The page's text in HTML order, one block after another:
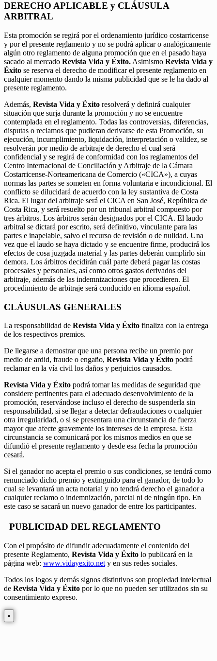
DERECHO APLICABLE y CLÁUSULA
ARBITRAL
Esta promoción se regirá por el ordenamiento jurídico costarricense
y por el presente reglamento y no se podrá aplicar o analógicamente
algún otro reglamento de alguna promoción que en el pasado haya
sacado al mercado Revista Vida y Éxito. Asimismo Revista Vida y
Éxito se reserva el derecho de modificar el presente reglamento en
cualquier momento dando la misma publicidad que se le ha dado al
presente reglamento.
Además, Revista Vida y Éxito resolverá y definirá cualquier
situación que surja durante la promoción y no se encuentre
contemplada en el reglamento. Todas las controversias, diferencias,
disputas o reclamos que pudieran derivarse de esta Promoción, su
ejecución, incumplimiento, liquidación, interpretación o validez, se
resolverán por medio de arbitraje de derecho el cual será
confidencial y se regirá de conformidad con los reglamentos del
Centro Internacional de Conciliación y Arbitraje de la Cámara
Costarricense-Norteamericana de Comercio («CICA»), a cuyas
normas las partes se someten en forma voluntaria e incondicional. El
conflicto se dilucidará de acuerdo con la ley sustantiva de Costa
Rica. El lugar del arbitraje será el CICA en San José, República de
Costa Rica, y será resuelto por un tribunal arbitral compuesto por
tres árbitros. Los árbitros serán designados por el CICA. El laudo
arbitral se dictará por escrito, será definitivo, vinculante para las
partes e inapelable, salvo el recurso de revisión o de nulidad. Una
vez que el laudo se haya dictado y se encuentre firme, producirá los
efectos de cosa juzgada material y las partes deberán cumplirlo sin
demora. Los árbitros decidirán cuál parte deberá pagar las costas
procesales y personales, así como otros gastos derivados del
arbitraje, además de las indemnizaciones que procedieren. El
procedimiento de arbitraje será conducido en idioma español.
CLÁUSULAS GENERALES
La responsabilidad de Revista Vida y Éxito finaliza con la entrega
de los respectivos premios.
De llegarse a demostrar que una persona recibe un premio por
medio de ardid, fraude o engaño, Revista Vida y Éxito podrá
reclamar en la vía civil los daños y perjuicios causados.
Revista Vida y Éxito podrá tomar las medidas de seguridad que
considere pertinentes para el adecuado desenvolvimiento de la
promoción, reservándose incluso el derecho de suspenderla sin
responsabilidad, si se llegar a detectar defraudaciones o cualquier
otra irregularidad, o si se presentara una circunstancia de fuerza
mayor que afecte gravemente los intereses de la empresa. Esta
circunstancia se comunicará por los mismos medios en que se
difundió el presente reglamento y desde esa fecha la promoción
cesará.
Si el ganador no acepta el premio o sus condiciones, se tendrá como
renunciado dicho premio y extinguido para el ganador, de todo lo
cual se levantará un acta notarial y no tendrá derecho el ganador a
cualquier reclamo o indemnización, parcial ni de ningún tipo. En
este caso se sacará un nuevo ganador de entre los participantes.
PUBLICIDAD DEL REGLAMENTO
Con el propósito de difundir adecuadamente el contenido del
presente Reglamento, Revista Vida y Éxito lo publicará en la
página web: www.vidayexito.net y en sus redes sociales.
Todos los logos y demás signos distintivos son propiedad intelectual
de Revista Vida y Éxito por lo que no pueden ser utilizados sin su
consentimiento expreso.
×